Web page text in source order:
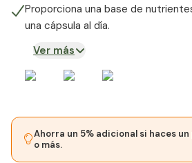
Proporciona una base de
una cápsula al día.
Ver más
Ahorra un 5% adicional si haces
o más.